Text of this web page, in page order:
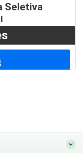
Seletiva